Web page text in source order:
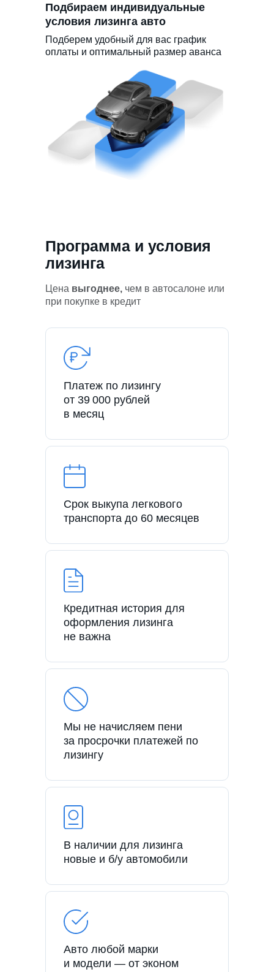
Подбираем индивидуальные
условия лизинга авто
Подберем удобный для вас график
оплаты и оптимальный размер аванса
Программа и условия
лизинга
Цена выгоднее, чем в автосалоне или
при покупке в кредит
Платеж по лизингу
от 39 000 рублей
в месяц
Срок выкупа легкового
транспорта до 60 месяцев
Кредитная история для
оформления лизинга
не важна
Мы не начисляем пени
за просрочки платежей по
лизингу
В наличии для лизинга
новые и б/у автомобили
Авто любой марки
и модели — от эконом